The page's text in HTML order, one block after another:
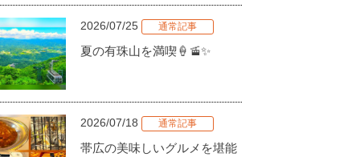
2026/07/25 通常記事
夏の有珠山を満喫🍦🚡✨
2026/07/18 通常記事
帯広の美味しいグルメを堪能